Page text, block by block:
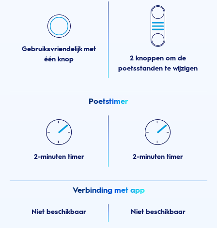
Gebruiksvriendelijk met
één knop
2 knoppen om de
poetsstanden te wijzigen
Poetstimer
2-minuten timer 2-minuten timer
Verbinding met app
Niet beschikbaar Niet beschikbaar